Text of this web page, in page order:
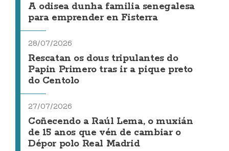
A odisea dunha familia senegalesa
para emprender en Fisterra
28/07/2026
Rescatan os dous tripulantes do
Papin Primero tras ir a pique preto
do Centolo
27/07/2026
Coñecendo a Raúl Lema, o muxián
de 15 anos que vén de cambiar o
Dépor polo Real Madrid